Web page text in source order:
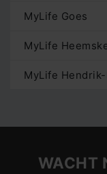
MyLife Goes
MyLife
MyLife
WACHT